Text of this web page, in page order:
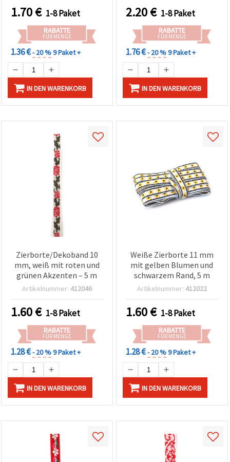
1.70€ 1-8 Paket
RABATTE
FÜR MENGE
1.36 €- 20 %9 Paket +
IN DEN WARENKORB
2.20€ 1-8 Paket
RABATTE
FÜR MENGE
1.76 €- 20 %9 Paket +
IN DEN WARENKORB
Zierborte/Dekoband 10
mm, weiß mit roten und
grünen Akzenten – 5 m
Artikelnummer: 412046
1.60€ 1-8 Paket
RABATTE
FÜR MENGE
1.28 €- 20 %9 Paket +
IN DEN WARENKORB
Weiße Zierborte 11 mm
mit gelben Blumen und
schwarzem Rand, 5 m
Artikelnummer: 412022
1.60€ 1-8 Paket
RABATTE
FÜR MENGE
1.28 €- 20 %9 Paket +
IN DEN WARENKORB